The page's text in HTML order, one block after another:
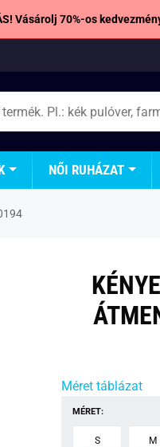
Vásárolj 70%-os
NŐI RUHÁZAT
Méret táblázat
MÉRET:
S M